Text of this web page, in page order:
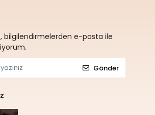
bilgilendirmelerden e-posta ile
Gönder